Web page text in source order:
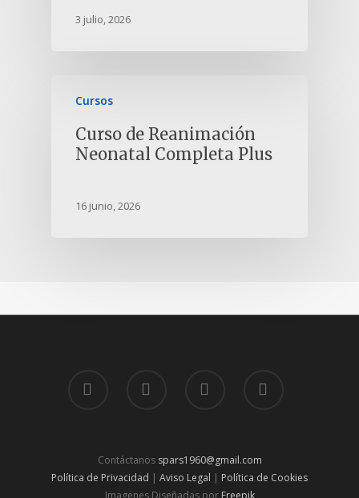
3 julio, 2026
Cursos
Curso de Reanimación
Neonatal Completa Plus
16 junio, 2026
Contáctanos spars1960@gmail.com
Política de Privacidad | Aviso Legal | Política de Cookies